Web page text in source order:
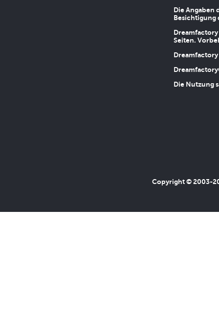
Die
Besichtigung
Seiten.
Die Nutzung
Copyright © 2003-